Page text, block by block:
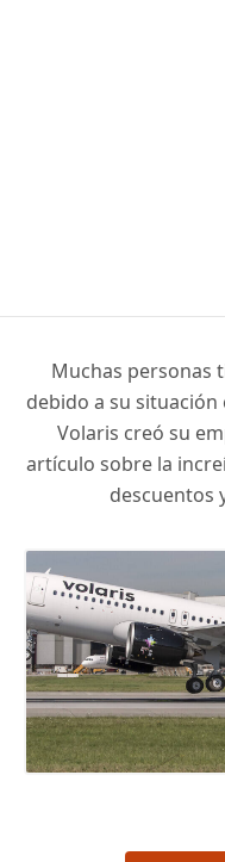
Muchas personas
debido a su
Volaris creó su
artículo sobre la
descuentos